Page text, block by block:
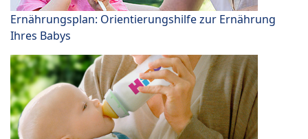
Ernährungsplan: Orientierungshilfe zur Ernährung
Ihres Babys